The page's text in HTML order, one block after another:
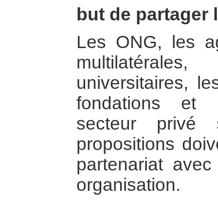
but de partager
Les ONG, les
universitaires,
fondations et
secteur privé
propositions
partenariat
organisation.